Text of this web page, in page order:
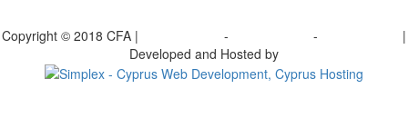
Copyright © 2018 CFA | - -
|
Developed and Hosted by